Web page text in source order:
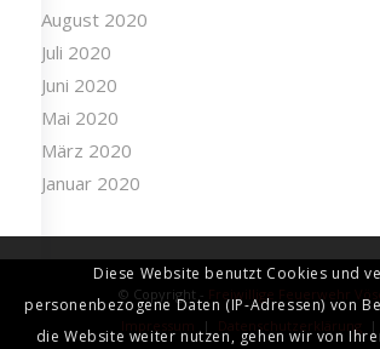
August 2020
Juli 2020
Juni 2020
Mai 2020
März 2020
Januar 2020
© Copyright - Freiwillige Feuerwehr
Impressum
| Datenschutzerklärung |
Diese Website benutzt Cookies und
personenbezogene Daten (IP-Adressen) von
die Website weiter nutzen, gehen wir von